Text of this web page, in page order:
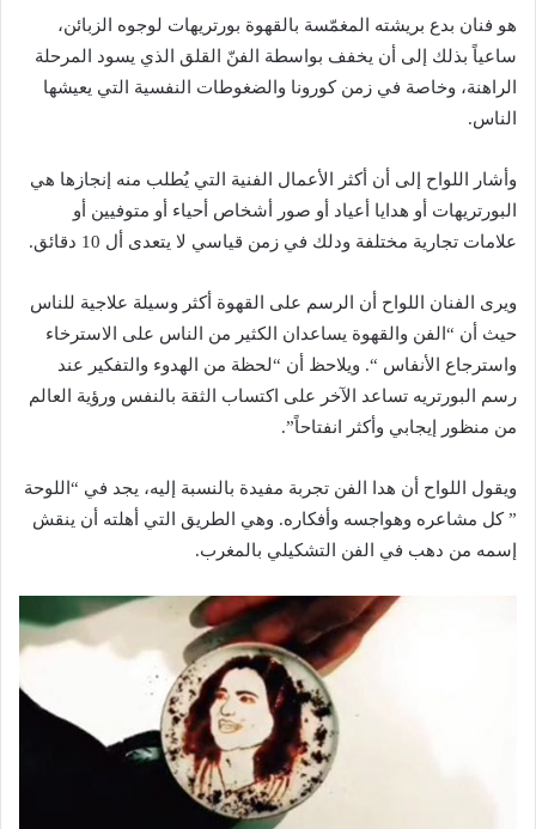
هو فنان بدع بريشته المغمّسة بالقهوة بورتريهات لوجوه الزبائن،
ساعياً بذلك إلى أن يخفف بواسطة الفنّ القلق الذي يسود المرحلة
الراهنة، وخاصة في زمن كورونا والضغوطات النفسية التي يعيشها
الناس.
وأشار اللواح إلى أن أكثر الأعمال الفنية التي يُطلب منه إنجازها هي
البورتريهات أو هدايا أعياد أو صور أشخاص أحياء أو متوفيين أو
علامات تجارية مختلفة ودلك في زمن قياسي لا يتعدى أل 10 دقائق.
ويرى الفنان اللواح أن الرسم على القهوة أكثر وسيلة علاجية للناس
حيث أن “الفن والقهوة يساعدان الكثير من الناس على الاسترخاء
واسترجاع الأنفاس “. ويلاحظ أن “لحظة من الهدوء والتفكير عند
رسم البورتريه تساعد الآخر على اكتساب الثقة بالنفس ورؤية العالم
من منظور إيجابي وأكثر انفتاحاً”.
ويقول اللواح أن هدا الفن تجربة مفيدة بالنسبة إليه، يجد في “اللوحة
” كل مشاعره وهواجسه وأفكاره. وهي الطريق التي أهلته أن ينقش
إسمه من دهب في الفن التشكيلي بالمغرب.